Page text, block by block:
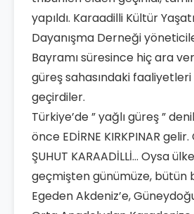
yapıldı. Karaadilli Kültür
Dayanışma Derneği
Bayramı süresince hiç ara
güreş sahasındaki
geçirdiler.
Türkiye’de ” yağlı güreş ”
önce EDİRNE KIRKPINAR
ŞUHUT KARAADİLLİ… Oysa
geçmişten günümüze, bütün
Egeden Akdeniz’e,